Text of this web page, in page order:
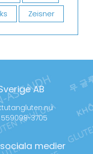
Zeisner
AB
3705
medier